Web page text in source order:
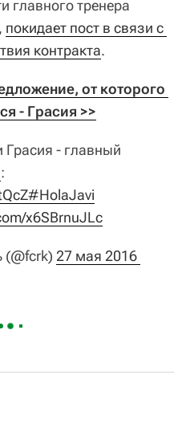
главного тренера
покидает пост в связи с
контракта.
от которого
- Грасия >>
- главный
:
#HolaJavi
x6SBrnuJLc
(@fcrk) 27 мая 2016